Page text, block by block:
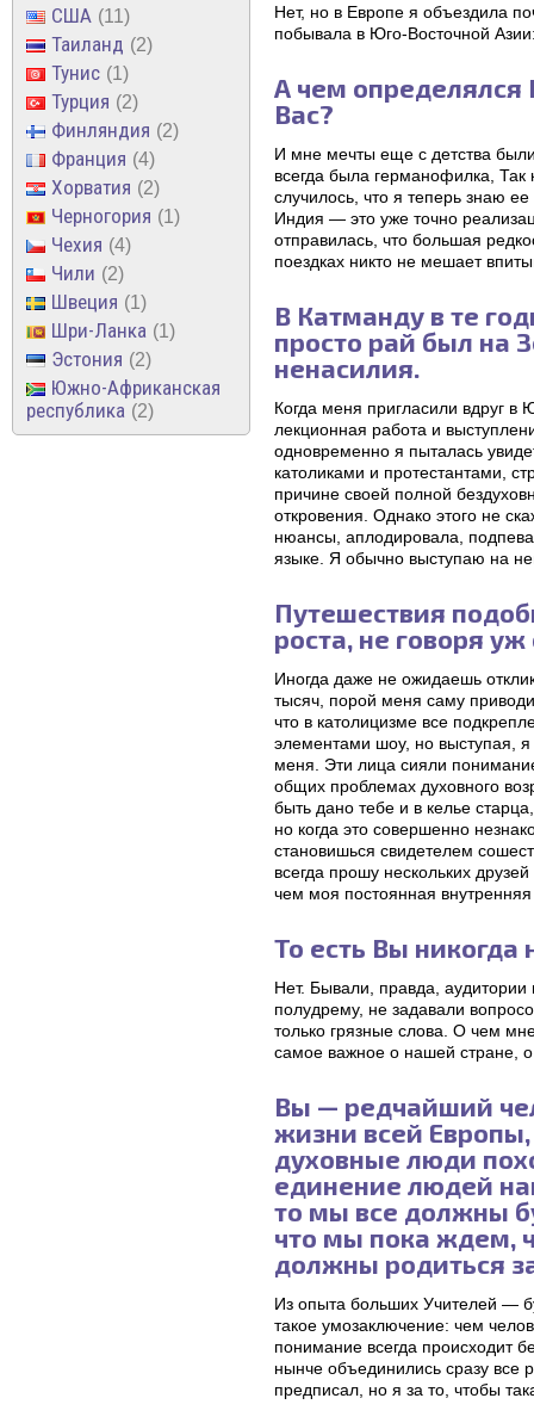
США 11
Таиланд 2
Тунис 1
Турция 2
Финляндия 2
Франция 4
Хорватия 2
Черногория 1
Чехия 4
Чили 2
Швеция 1
Шри-Ланка 1
Эстония 2
Южно-Африканская
республика
2
Нет, но в Европе я объездила
побывала в Юго-Восточной
А чем
Вас?
И мне мечты еще с детства
всегда была германофилка, Так
случилось, что я теперь знаю
Индия — это уже точно
отправилась, что большая
поездках никто не мешает
В Катманду в те
просто рай был на
ненасилия.
Когда меня пригласили вдруг
лекционная работа и
одновременно я пыталась
католиками и протестантами,
причине своей полной
откровения. Однако этого не
нюансы, аплодировала,
языке. Я обычно выступаю на
Путешествия
роста, не говоря
Иногда даже не ожидаешь
тысяч, порой меня саму
что в католицизме все
элементами шоу, но выступая, я
меня. Эти лица сияли
общих проблемах духовного
быть дано тебе и в келье
но когда это совершенно
становишься свидетелем
всегда прошу нескольких
чем моя постоянная
То есть Вы
Нет. Бывали, правда, аудитории
полудрему, не задавали
только грязные слова. О чем
самое важное о нашей стране,
Вы — редчайший
жизни всей
духовные люди
единение людей
то мы все должны
что мы пока ждем,
должны родиться
Из опыта больших Учителей —
такое умозаключение: чем
понимание всегда происходит
нынче объединились сразу все
предписал, но я за то, чтобы